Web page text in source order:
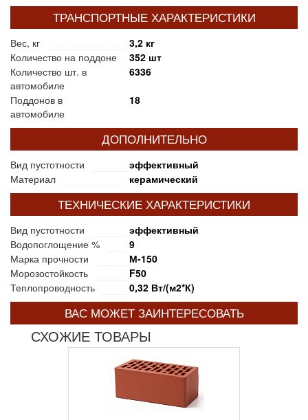
ТРАНСПОРТНЫЕ ХАРАКТЕРИСТИКИ
Вес, кг
3,2 кг
Количество на поддоне
352 шт
Количество шт. в
автомобиле
6336
Поддонов в
автомобиле
18
ДОПОЛНИТЕЛЬНО
Вид пустотности
эффективный
Материал
керамический
ТЕХНИЧЕСКИЕ ХАРАКТЕРИСТИКИ
Вид пустотности
эффективный
Водопоглощение %
9
Марка прочности
М-150
Морозостойкость
F50
Теплопроводность
0,32 Вт/(м2*К)
ВАС МОЖЕТ ЗАИНТЕРЕСОВАТЬ
СХОЖИЕ ТОВАРЫ